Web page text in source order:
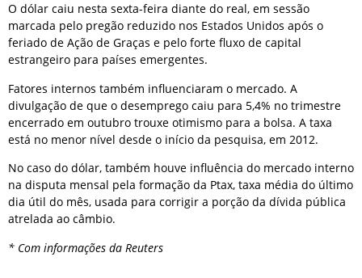
O dólar caiu nesta sexta-feira diante do real, em sessão
marcada pelo pregão reduzido nos Estados Unidos após o
feriado de Ação de Graças e pelo forte fluxo de capital
estrangeiro para países emergentes.
Fatores internos também influenciaram o mercado. A
divulgação de que o desemprego caiu para 5,4% no trimestre
encerrado em outubro trouxe otimismo para a bolsa. A taxa
está no menor nível desde o início da pesquisa, em 2012.
No caso do dólar, também houve influência do mercado interno
na disputa mensal pela formação da Ptax, taxa média do último
dia útil do mês, usada para corrigir a porção da dívida pública
atrelada ao câmbio.
* Com informações da Reuters